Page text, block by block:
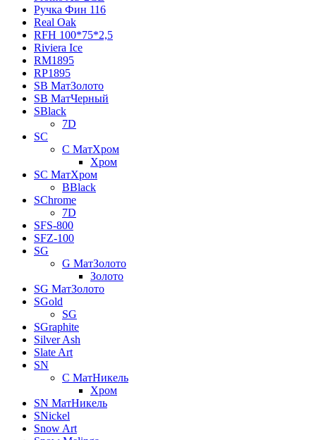
Pучка Фин 116
Real Oak
RFH 100*75*2,5
Riviera Ice
RM1895
RP1895
SB МатЗолото
SB МатЧерный
SBlack
7D
SC
C МатХром
Хром
SC МатХром
BBlack
SChrome
7D
SFS-800
SFZ-100
SG
G МатЗолото
Золото
SG МатЗолото
SGold
SG
SGraphite
Silver Ash
Slate Art
SN
C МатНикель
Хром
SN МатНикель
SNickel
Snow Art